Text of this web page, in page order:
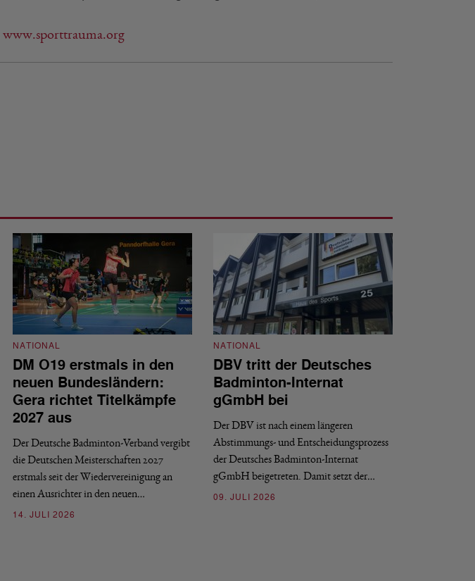
www.sporttrauma.org
NATIONAL
DM O19 erstmals in den
neuen Bundesländern:
Gera richtet Titelkämpfe
2027 aus
Der Deutsche Badminton-Verband vergibt
die Deutschen Meisterschaften 2027
erstmals seit der Wiedervereinigung an
einen Ausrichter in den neuen…
14. JULI 2026
NATIONAL
DBV tritt der Deutsches
Badminton-Internat
gGmbH bei
Der DBV ist nach einem längeren
Abstimmungs- und Entscheidungsprozess
der Deutsches Badminton-Internat
gGmbH beigetreten. Damit setzt der…
09. JULI 2026